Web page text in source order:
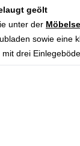
geölt
unter der
sowie eine
drei